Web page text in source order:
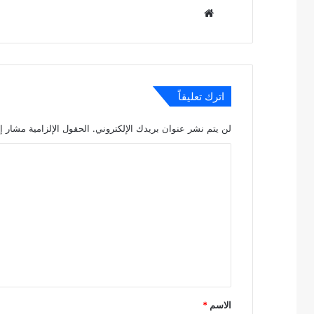
اترك تعليقاً
لن يتم نشر عنوان بريدك الإلكتروني. الحقول الإلزامية مشار
*
الاسم *